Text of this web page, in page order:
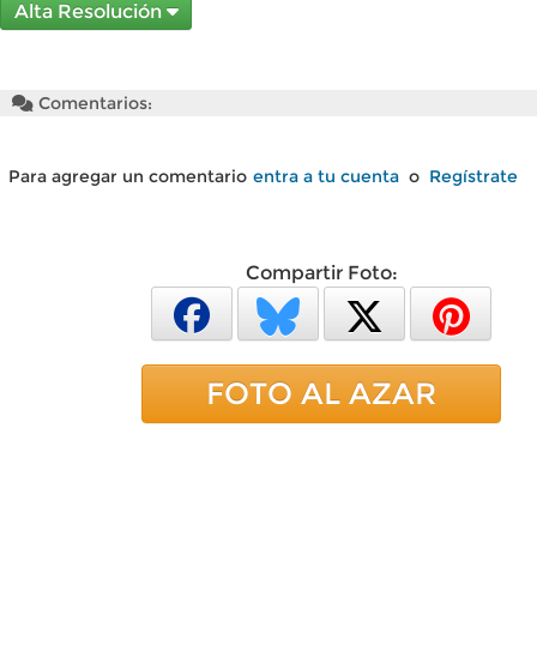
Alta Resolución
Comentarios:
Para agregar un comentario entra a tu cuenta o Regístrate
Compartir Foto:
FOTO AL AZAR